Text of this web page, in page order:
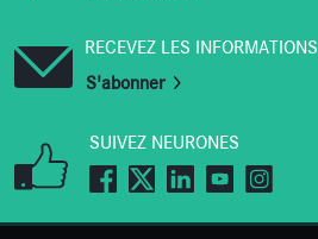
RECEVEZ LES INFORMATIONS
S'abonner
SUIVEZ NEURONES